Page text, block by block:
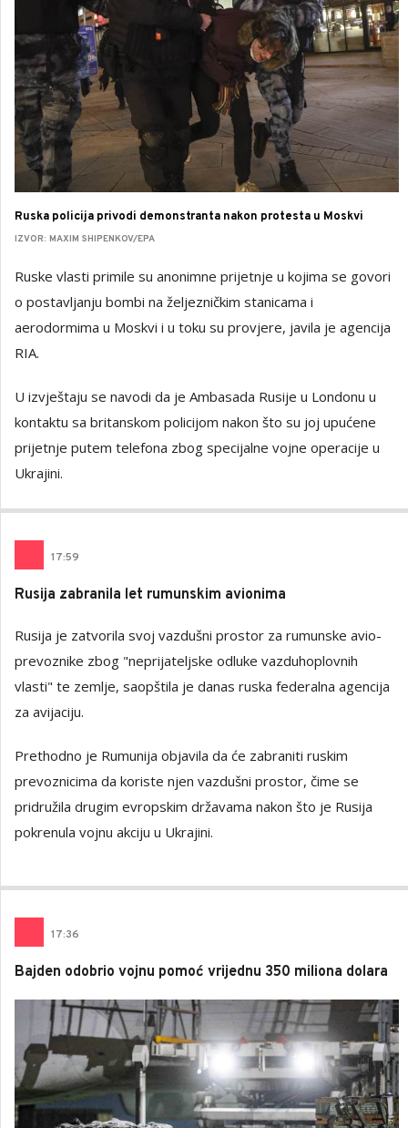
Ruska policija privodi demonstranta nakon protesta u Moskvi
IZVOR: MAXIM SHIPENKOV/EPA
Ruske vlasti primile su anonimne prijetnje u kojima se govori
o postavljanju bombi na željezničkim stanicama i
aerodormima u Moskvi i u toku su provjere, javila je agencija
RIA.
U izvještaju se navodi da je Ambasada Rusije u Londonu u
kontaktu sa britanskom policijom nakon što su joj upućene
prijetnje putem telefona zbog specijalne vojne operacije u
Ukrajini.
17:59
Rusija zabranila let rumunskim avionima
Rusija je zatvorila svoj vazdušni prostor za rumunske avio-
prevoznike zbog "neprijateljske odluke vazduhoplovnih
vlasti" te zemlje, saopštila je danas ruska federalna agencija
za avijaciju.
Prethodno je Rumunija objavila da će zabraniti ruskim
prevoznicima da koriste njen vazdušni prostor, čime se
pridružila drugim evropskim državama nakon što je Rusija
pokrenula vojnu akciju u Ukrajini.
17:36
Bajden odobrio vojnu pomoć vrijednu 350 miliona dolara